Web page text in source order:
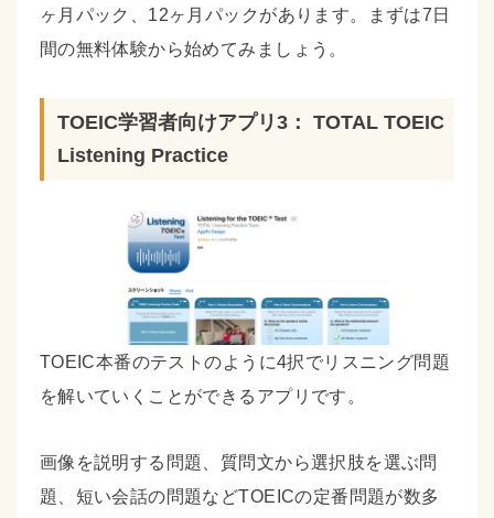
ヶ月パック、12ヶ月パックがあります。まずは7日
間の無料体験から始めてみましょう。
TOEIC学習者向けアプリ3： TOTAL TOEIC
Listening Practice
TOEIC本番のテストのように4択でリスニング問題
を解いていくことができるアプリです。
画像を説明する問題、質問文から選択肢を選ぶ問
題、短い会話の問題などTOEICの定番問題が数多